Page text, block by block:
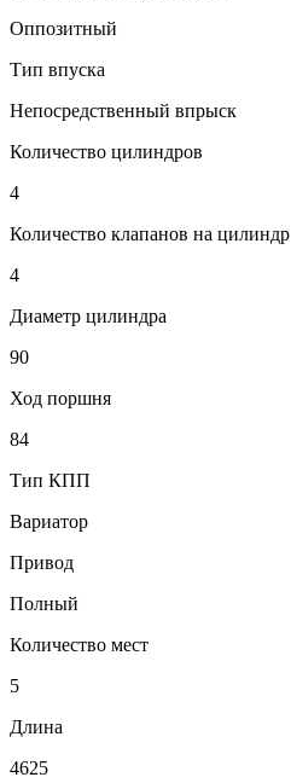
Оппозитный
Тип впуска
Непосредственный впрыск
Количество цилиндров
4
Количество клапанов на цилиндр
4
Диаметр цилиндра
90
Ход поршня
84
Тип КПП
Вариатор
Привод
Полный
Количество мест
5
Длина
4625